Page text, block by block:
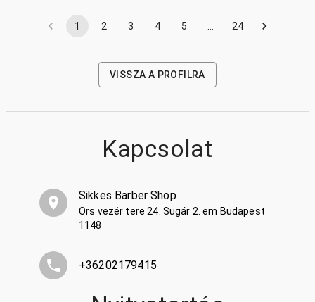
1 2 3 4 5 … 24
VISSZA A PROFILRA
Kapcsolat
Sikkes Barber Shop
Örs vezér tere 24. Sugár 2. em Budapest
1148
+36202179415